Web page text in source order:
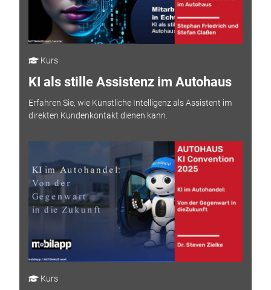
Kurs
KI als stille Assistenz im Autohaus
Erfahren Sie, wie Künstliche Intelligenz als Assistent im
direkten Kundenkontakt dienen kann.
Kurs